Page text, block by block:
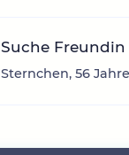
Suche
Sternchen, 56